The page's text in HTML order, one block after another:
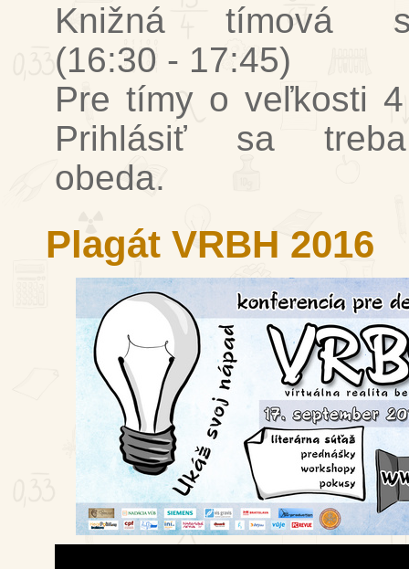
Knižná tímová
(16:30 - 17:45)
Pre tímy o veľkosti
Prihlásiť sa
obeda.
Plagát VRBH 2016